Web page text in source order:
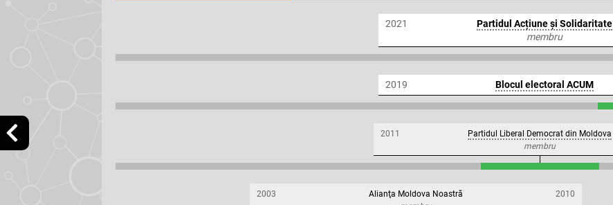
2021
Partidul Acțiune și Solidaritate
membru
2019 Blocul electoral ACUM
2011 Partidul Liberal Democrat din Moldova
membru
2003 Alianţa Moldova Noastră
2010